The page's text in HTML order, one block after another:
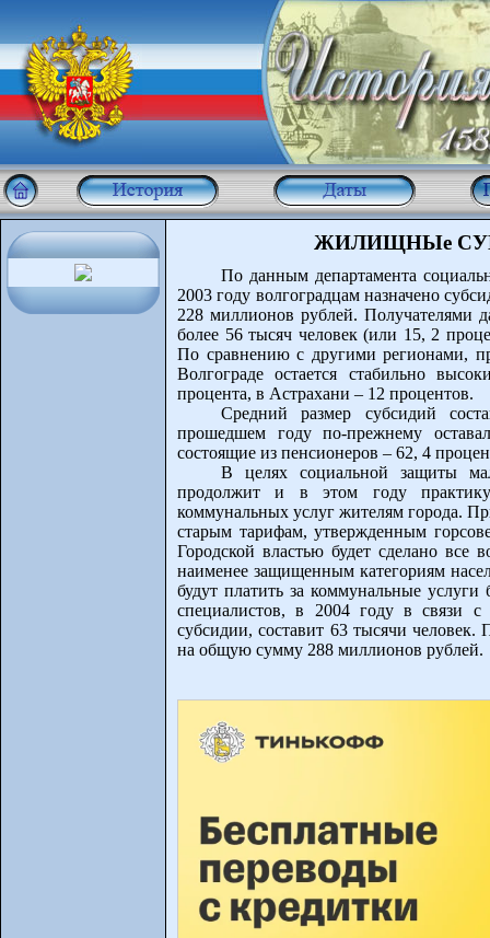
ЖИЛИЩНЫе
По данным департамента
2003 году волгоградцам назначено
228 миллионов рублей. Получателями
более 56 тысяч человек (или 15, 2
По сравнению с другими регионами,
Волгограде остается стабильно
процента, в Астрахани – 12 процентов.
Средний размер субсидий
прошедшем году по-прежнему
состоящие из пенсионеров – 62, 4
В целях социальной защиты
продолжит и в этом году
коммунальных услуг жителям города.
старым тарифам, утвержденным
Городской властью будет сделано
наименее защищенным категориям
будут платить за коммунальные
специалистов, в 2004 году в связи
субсидии, составит 63 тысячи человек.
на общую сумму 288 миллионов рублей.